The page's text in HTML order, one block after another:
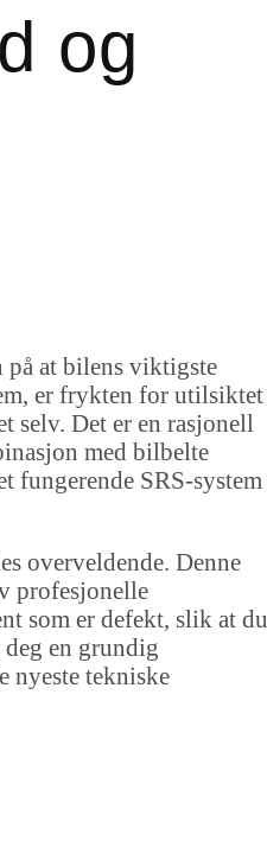
og
på at bilens viktigste
er frykten for utilsiktet
selv. Det er en rasjonell
med bilbelte
fungerende SRS-system
overveldende. Denne
profesjonelle
som er defekt, slik at du
en grundig
nyeste tekniske